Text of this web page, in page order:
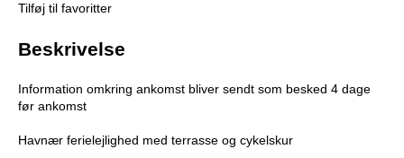
Tilføj til favoritter
Beskrivelse
Information omkring ankomst bliver sendt som besked 4 dage
før ankomst
Havnær ferielejlighed med terrasse og cykelskur